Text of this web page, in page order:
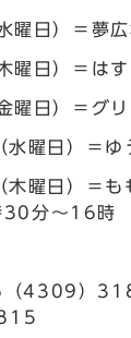
曜日）＝夢広
曜日）＝はす
曜日）＝グリ
曜日）＝ゆ
曜日）＝も
分～16時
4309）